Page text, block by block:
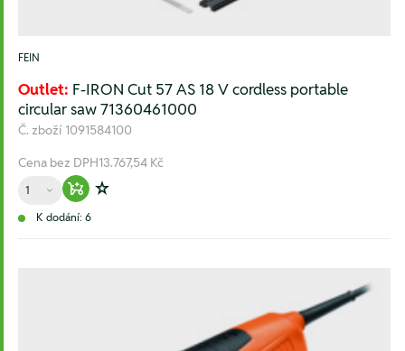
FEIN
Outlet: F-IRON Cut 57 AS 18 V cordless portable
circular saw 71360461000
Č. zboží 1091584100
Cena bez DPH13.767,54 Kč
Množství
Warenkorb hinzufügen
Zur Wunschliste hinzufügen
K dodání: 6